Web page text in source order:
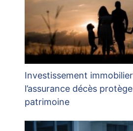
Investissement
l’assurance décès
patrimoine